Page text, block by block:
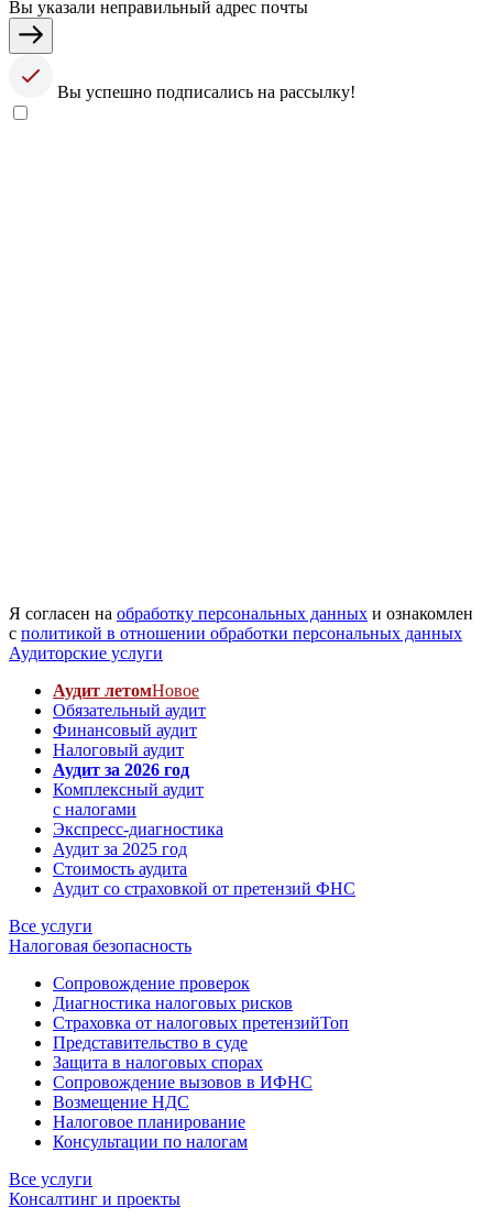
Вы указали неправильный адрес почты
Вы успешно подписались на рассылку!
Я согласен на обработку персональных данных и ознакомлен
с политикой в отношении обработки персональных данных
Аудиторские услуги
Аудит летомНовое
Обязательный аудит
Финансовый аудит
Налоговый аудит
Аудит за 2026 год
Комплексный аудит
с налогами
Экспресс-диагностика
Аудит за 2025 год
Стоимость аудита
Аудит со страховкой от претензий ФНС
Все услуги
Налоговая безопасность
Сопровождение проверок
Диагностика налоговых рисков
Страховка от налоговых претензийТоп
Представительство в суде
Защита в налоговых спорах
Сопровождение вызовов в ИФНС
Возмещение НДС
Налоговое планирование
Консультации по налогам
Все услуги
Консалтинг и проекты